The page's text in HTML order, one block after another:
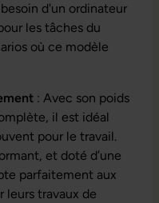
d'un ordinateur
les tâches du
où ce modèle
: Avec son poids
il est idéal
pour le travail.
et doté d’une
parfaitement aux
leurs travaux de